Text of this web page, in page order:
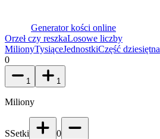
Generator kości online
Orzeł czy reszkaLosowe liczby
MilionyTysiąceJednostkiCzęść dziesiętna
0
1 1
Miliony
SSetki 0